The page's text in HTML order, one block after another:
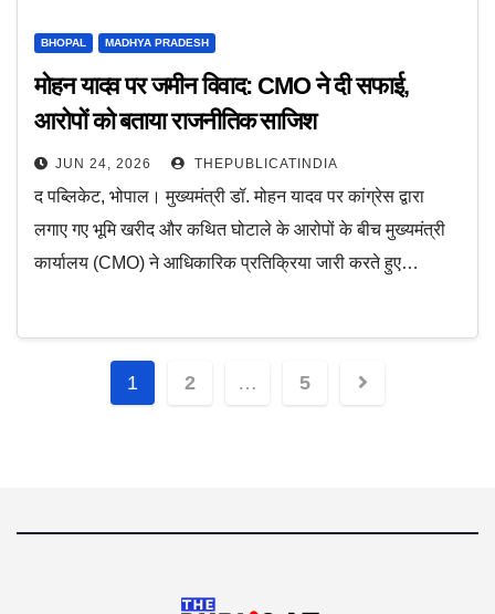
BHOPAL MADHYA PRADESH
मोहन यादव पर जमीन विवाद: CMO ने दी सफाई,
आरोपों को बताया राजनीतिक साजिश
JUN 24, 2026 THEPUBLICATINDIA
द पब्लिकेट, भोपाल। मुख्यमंत्री डॉ. मोहन यादव पर कांग्रेस द्वारा
लगाए गए भूमि खरीद और कथित घोटाले के आरोपों के बीच मुख्यमंत्री
कार्यालय (CMO) ने आधिकारिक प्रतिक्रिया जारी करते हुए…
Posts
1 2 … 5